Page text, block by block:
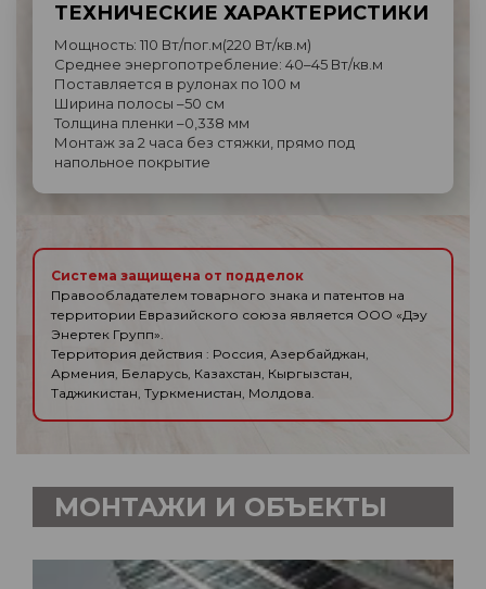
ТЕХНИЧЕСКИЕ ХАРАКТЕРИСТИКИ
Мощность: 110 Вт/пог.м(220 Вт/кв.м)
Среднее энергопотребление: 40–45 Вт/кв.м
Поставляется в рулонах по 100 м
Ширина полосы –50 см
Толщина пленки –0,338 мм
Монтаж за 2 часа без стяжки, прямо под
напольное покрытие
Система защищена от подделок
Правообладателем товарного знака и патентов на
территории Евразийского союза является ООО «Дэу
Энертек Групп».
Территория действия : Россия, Азербайджан,
Армения, Беларусь, Казахстан, Кыргызстан,
Таджикистан, Туркменистан, Молдова.
МОНТАЖИ И ОБЪЕКТЫ